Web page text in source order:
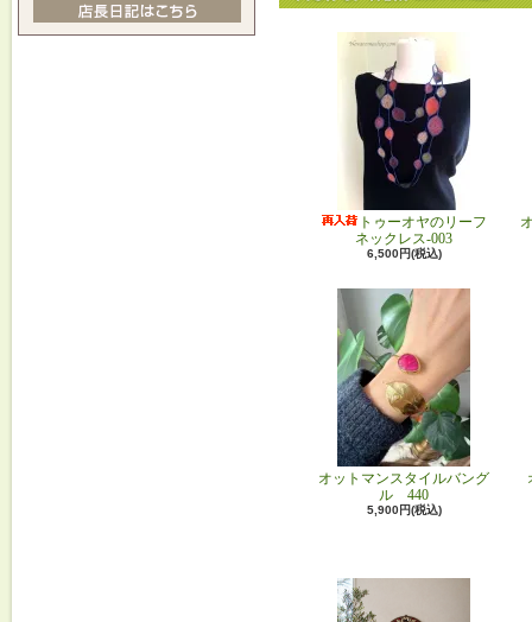
トゥーオヤのリーフ
ネックレス-003
6,500円(税込)
オットマンスタイルバング
ル 440
5,900円(税込)